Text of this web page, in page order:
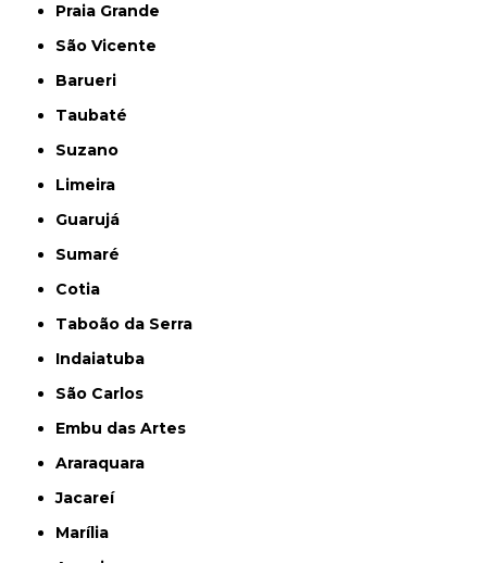
Praia Grande
São Vicente
Barueri
Taubaté
Suzano
Limeira
Guarujá
Sumaré
Cotia
Taboão da Serra
Indaiatuba
São Carlos
Embu das Artes
Araraquara
Jacareí
Marília